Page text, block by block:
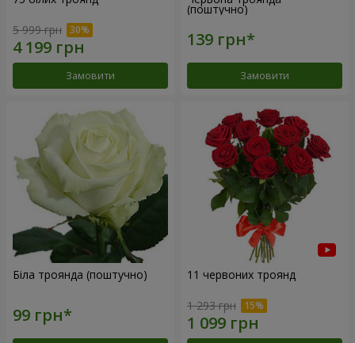
5 999 грн
Замовити
(поштучно)
Замовити
Біла троянда (поштучно) 11 червоних троянд
1 293 грн